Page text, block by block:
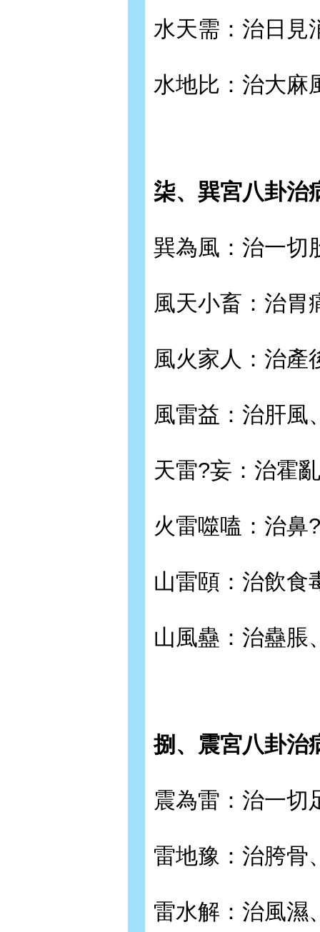
水天需：治日見
水地比：治大麻
柒、巽宮八卦
巽為風：治一切
風天小畜：治胃
風火家人：治產
風雷益：治肝風
天雷?妄：治霍
火雷噬嗑：治鼻
山雷頤：治飲食
山風蠱：治蠱脹
捌、震宮八卦
震為雷：治一切
雷地豫：治胯骨
雷水解：治風濕